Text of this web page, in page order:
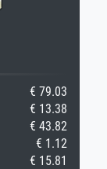
€ 79.03
€ 13.38
€ 43.82
€ 1.12
€ 15.81